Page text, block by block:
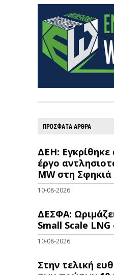
ΠΡΟΣΦΑΤΑ ΑΡΘΡΑ
ΔΕΗ:
έργο
MW στη Σφηκιά
10-08-2026
ΔΕΣΦΑ:
Small Scale
10-08-2026
Στην τελική